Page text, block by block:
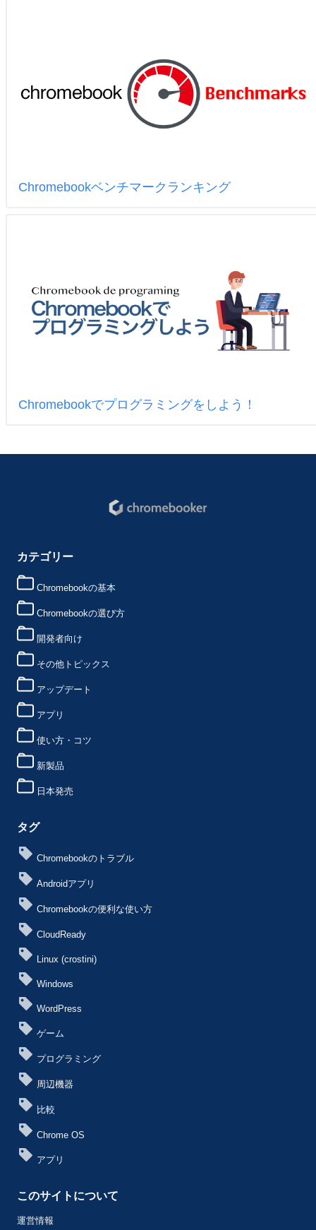
Chromebookベンチマークランキング
Chromebookでプログラミングをしよう！
カテゴリー
Chromebookの基本
Chromebookの選び方
開発者向け
その他トピックス
アップデート
アプリ
使い方・コツ
新製品
日本発売
タグ
Chromebookのトラブル
Androidアプリ
Chromebookの便利な使い方
CloudReady
Linux (crostini)
Windows
WordPress
ゲーム
プログラミング
周辺機器
比較
Chrome OS
アプリ
このサイトについて
運営情報